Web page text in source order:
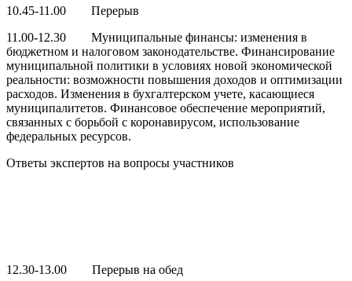
10.45-11.00 Перерыв
11.00-12.30 Муниципальные финансы: изменения в
бюджетном и налоговом законодательстве. Финансирование
муниципальной политики в условиях новой экономической
реальности: возможности повышения доходов и оптимизации
расходов. Изменения в бухгалтерском учете, касающиеся
муниципалитетов. Финансовое обеспечение мероприятий,
связанных с борьбой с коронавирусом, использование
федеральных ресурсов.
Ответы экспертов на вопросы участников
12.30-13.00 Перерыв на обед